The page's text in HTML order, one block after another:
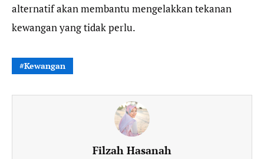
alternatif akan membantu mengelakkan tekanan
kewangan yang tidak perlu.
Kewangan
Filzah Hasanah